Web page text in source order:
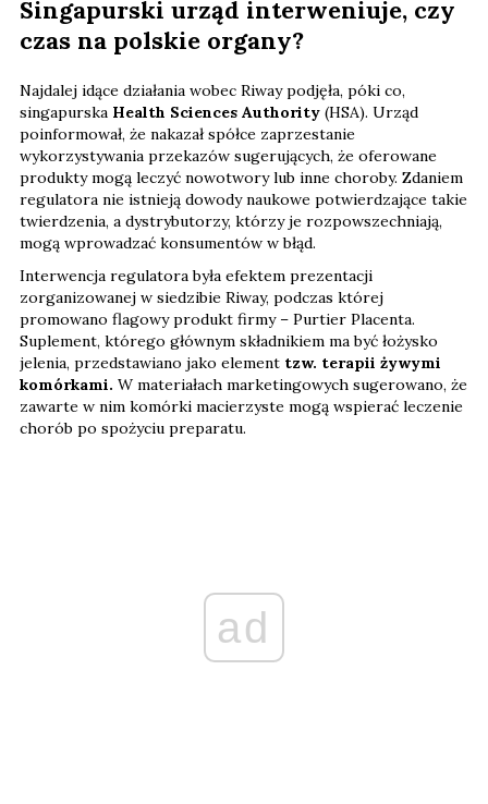
Singapurski urząd interweniuje, czy
czas na polskie organy?
Najdalej idące działania wobec Riway podjęła, póki co,
singapurska Health Sciences Authority (HSA). Urząd
poinformował, że nakazał spółce zaprzestanie
wykorzystywania przekazów sugerujących, że oferowane
produkty mogą leczyć nowotwory lub inne choroby. Zdaniem
regulatora nie istnieją dowody naukowe potwierdzające takie
twierdzenia, a dystrybutorzy, którzy je rozpowszechniają,
mogą wprowadzać konsumentów w błąd.
Interwencja regulatora była efektem prezentacji
zorganizowanej w siedzibie Riway, podczas której
promowano flagowy produkt firmy – Purtier Placenta.
Suplement, którego głównym składnikiem ma być łożysko
jelenia, przedstawiano jako element tzw. terapii żywymi
komórkami. W materiałach marketingowych sugerowano, że
zawarte w nim komórki macierzyste mogą wspierać leczenie
chorób po spożyciu preparatu.
ad